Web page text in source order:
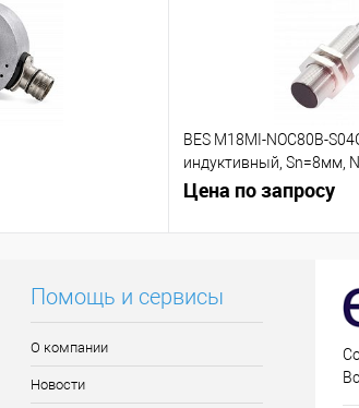
BES M18MI-NOC80B-
индуктивный, Sn=8мм,
контакт (NC)
Цена по запросу
Помощь и сервисы
О компании
Новости